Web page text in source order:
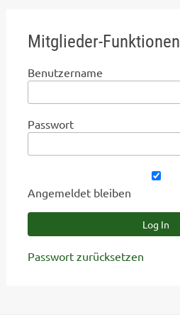
Mitglieder-Funktionen
Benutzername
Passwort
Angemeldet bleiben
Passwort zurücksetzen